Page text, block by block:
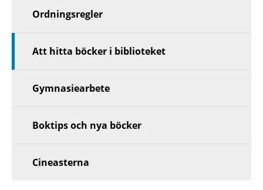
Ordningsregler
Att hitta böcker i biblioteket
Gymnasiearbete
Boktips och nya böcker
Cineasterna